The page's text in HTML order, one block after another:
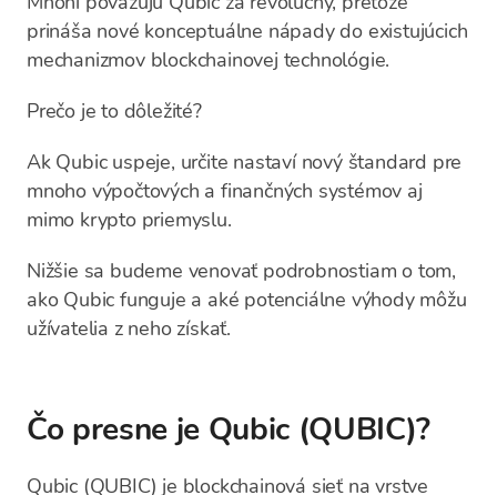
prináša nové konceptuálne nápady do existujúcich
mechanizmov blockchainovej technológie.
Prečo je to dôležité?
Ak Qubic uspeje, určite nastaví nový štandard pre
mnoho výpočtových a finančných systémov aj
mimo krypto priemyslu.
Nižšie sa budeme venovať podrobnostiam o tom,
ako Qubic funguje a aké potenciálne výhody môžu
užívatelia z neho získať.
Čo presne je Qubic (QUBIC)?
Qubic (QUBIC) je blockchainová sieť na vrstve